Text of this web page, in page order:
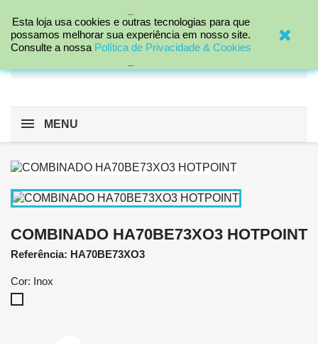

MENU
COMBINADO HA70BE73XO3 HOTPOINT
Referência: HA70BE73XO3
Cor: Inox
Esta loja usa cookies e outras tecnologias para que
possamos melhorar sua experiência em nosso site.
Consulte a nossa Política de Privacidade & Cookies